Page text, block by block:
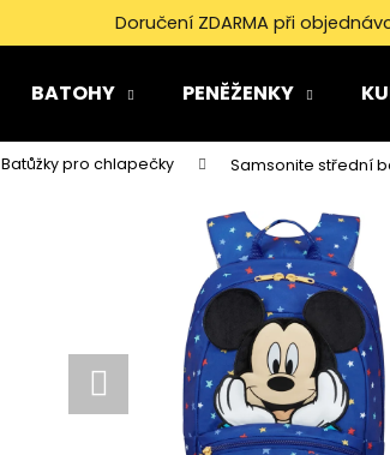
Doručení ZDARMA při
BATOHY PENĚŽENKY
Batůžky pro chlapečky Samsonite střední
Co potřebujete najít?
Doporučujeme